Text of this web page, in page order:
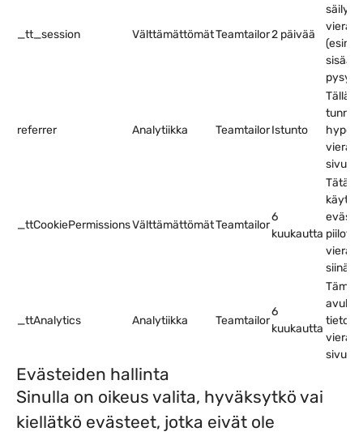
_tt_session VälttämättömätTeamtailor2 päivää
(esim.
referrer Analytiikka TeamtailorIstunto
Tällä
_ttCookiePermissionsVälttämättömätTeamtailor
6
kuukautta
Tätä
siinä
_ttAnalytics Analytiikka Teamtailor
6
kuukautta
avulla
tietoa
Evästeiden hallinta
Sinulla on oikeus valita, hyväksytkö vai
kiellätkö evästeet, jotka eivät ole